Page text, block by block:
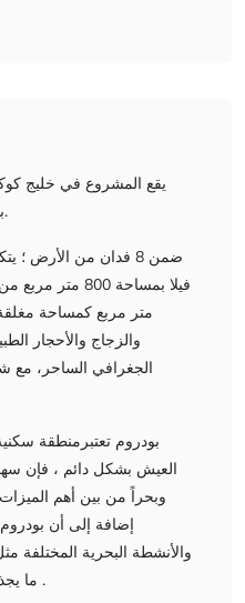
يقع المشروع في خليج
بودروم الساحرة و أجمل مناطقها.
متر مربع كمساحة
والزجاج والأحجار
الجغرافي الساحر، مع
بودروم تعتبرمنطقة
العيش بشكل دائم ، فإن
وبحراً من بين أهم
إضافة إلى أن
والأنشطة البحرية المختلفة
ما يجذب الإنتباه إليها في جميع الفصول .